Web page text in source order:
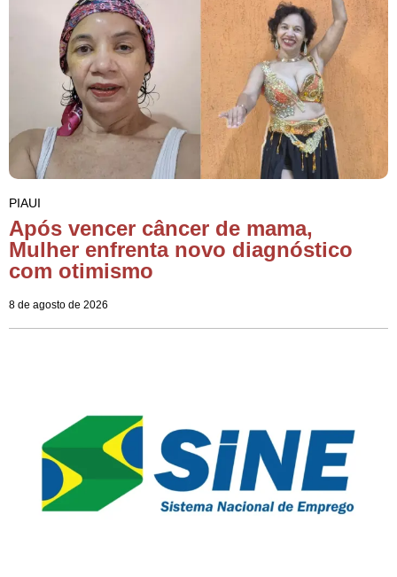
PIAUI
Após vencer câncer de mama,
Mulher enfrenta novo diagnóstico
com otimismo
8 de agosto de 2026